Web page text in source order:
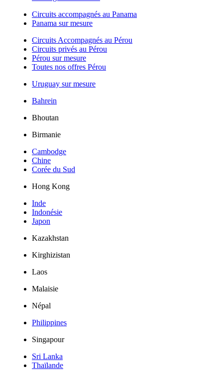
Circuits accompagnés au Panama
Panama sur mesure
Circuits Accompagnés au Pérou
Circuits privés au Pérou
Pérou sur mesure
Toutes nos offres Pérou
Uruguay sur mesure
Bahrein
Bhoutan
Birmanie
Cambodge
Chine
Corée du Sud
Hong Kong
Inde
Indonésie
Japon
Kazakhstan
Kirghizistan
Laos
Malaisie
Népal
Philippines
Singapour
Sri Lanka
Thaïlande